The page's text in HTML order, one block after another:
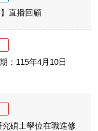
直播回顧
：115年4月10日
碩士學位在職進修